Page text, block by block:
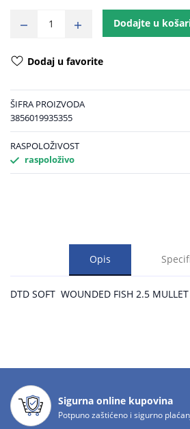
Dodajte u
Dodaj u favorite
ŠIFRA PROIZVODA
3856019935355
RASPOLOŽIVOST
raspoloživo
Opis
DTD SOFT WOUNDED FISH 2.5 MULLET
Sigurna online kupovina
Potpuno zaštićeno i sigurno